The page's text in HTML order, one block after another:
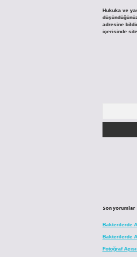
Hukuka ve
adresine
içerisinde
Son yorumlar
Bakterilerde
Bakterilerde
Fotoğraf